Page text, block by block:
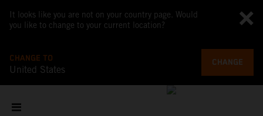
It looks like you are not on your country page. Would
you like to change to your current location?
CHANGE TO
United States
CHANGE